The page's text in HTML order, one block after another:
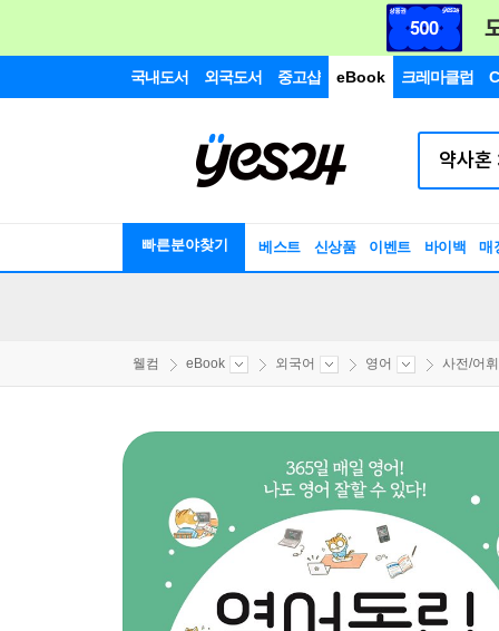
국내도서 외국도서 중고샵 eBook 크레마클럽
빠른분야찾기 베스트 신상품 이벤트 바이백 매
웰컴 eBook 외국어 영어 사전/어휘